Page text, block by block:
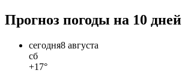
Прогноз погоды на 10 дней
сегодня8 августа
сб
+17°